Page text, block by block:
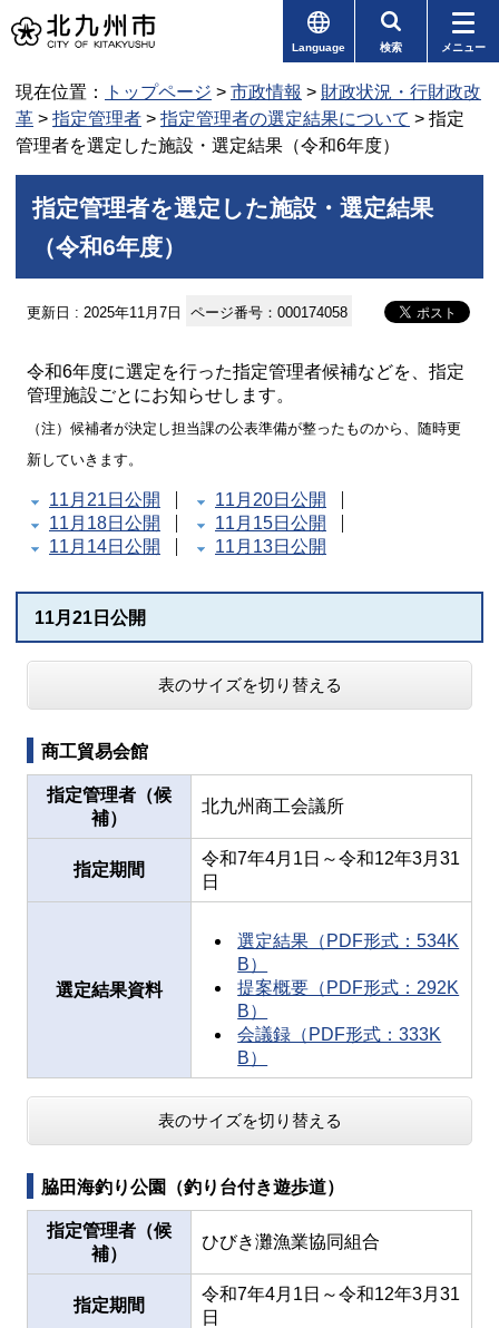
Language 検索 メニュー
現在位置： トップページ > 市政情報 > 財政状況・行財政改
革 > 指定管理者 > 指定管理者の選定結果について > 指定
管理者を選定した施設・選定結果（令和6年度）
指定管理者を選定した施設・選定結果
（令和6年度）
更新日 : 2025年11月7日 ページ番号：000174058
令和6年度に選定を行った指定管理者候補などを、指定
管理施設ごとにお知らせします。
（注）候補者が決定し担当課の公表準備が整ったものから、随時更
新していきます。
11月21日公開
11月20日公開
11月18日公開
11月15日公開
11月14日公開
11月13日公開
11月21日公開
表のサイズを切り替える
商工貿易会館
指定管理者（候
補）
北九州商工会議所
指定期間
令和7年4月1日～令和12年3月31
日
選定結果資料
選定結果（PDF形式：534K
B）
提案概要（PDF形式：292K
B）
会議録（PDF形式：333K
B）
表のサイズを切り替える
脇田海釣り公園（釣り台付き遊歩道）
指定管理者（候
補）
ひびき灘漁業協同組合
指定期間
令和7年4月1日～令和12年3月31
日